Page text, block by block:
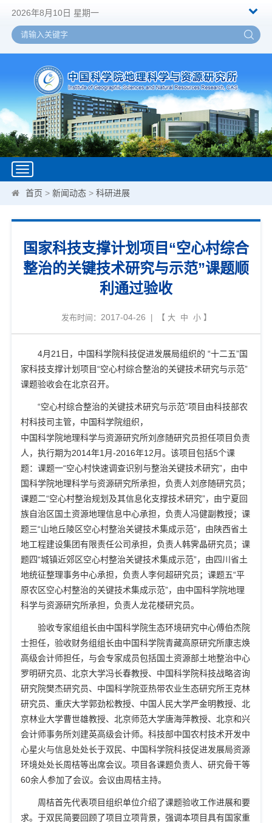
2026年8月10日 星期一
Toggle
navigation
首页 >新闻动态 >科研进展
国家科技支撑计划项目“空心村综合
整治的关键技术研究与示范”课题顺
利通过验收
发布时间： 2017-04-26 | 【 大 中 小】
4月 21 日，中国科学院科技促进发展局组织的 “十二五”国
家科技支撑计划项目“空心村综合整治的关键技术研究与示范”
课题验收会在北京召开。
“空心村综合整治的关键技术研究与示范”项目由科技部农
村科技司主管，中国科学院组织，
中国科学院地理科学与资源研究所刘彦随研究员担任项目负责
人 ，执行期为2014年1 月-2016年12月。该项目包括5个课
题：课题一“空心村快速调查识别与整治关键技术研究”，由中
国科学院地理科学与资源研究所承担，负责人刘彦随研究员；
课题二“空心村整治规划及其信息化支撑技术研究”，由宁夏回
族自治区国土资源地理信息中心承担，负责人冯健副教授；课
题三“山地丘陵区空心村整治关键技术集成示范”，由陕西省土
地工程建设集团有限责任公司承担，负责人韩霁晶研究员；课
题四“城镇近郊区空心村整治关键技术集成示范”，由四川省土
地统征整理事务中心承担，负责人李何超研究员；课题五“平
原农区空心村整治的关键技术集成示范”，由中国科学院地理
科学与资源研究所承担，负责人龙花楼研究员。
验收专家组组长由中国科学院生态环境研究中心傅伯杰院
士担任，验收财务组组长由中国科学院青藏高原研究所康志焕
高级会计师担任，与会专家成员包括国土资源部土地整治中心
罗明研究员、北京大学冯长春教授、中国科学院科技战略咨询
研究院樊杰研究员、中国科学院亚热带农业生态研究所王克林
研究员、重庆大学郭劲松教授、中国人民大学严金明教授、北
京林业大学曹世雄教授、北京师范大学唐海萍教授、北京和兴
会计师事务所刘建英高级会计师。科技部中国农村技术开发中
心星火与信息处处长于双民、中国科学院科技促进发展局资源
环境处处长周桔等出席会议。项目各课题负责人、研究骨干等
60余人参加了会议。会议由周桔主持。
周桔首先代表项目组织单位介绍了课题验收工作进展和要
求。于双民简要回顾了项目立项背景，强调本项目具有国家重